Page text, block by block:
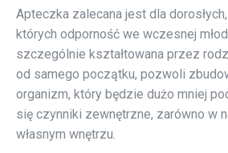
Apteczka zalecana jest dla
których odporność we wczesnej
szczególnie kształtowana przez
od samego początku, pozwoli
organizm, który będzie dużo mniej
się czynniki zewnętrzne, zarówno w
własnym wnętrzu.